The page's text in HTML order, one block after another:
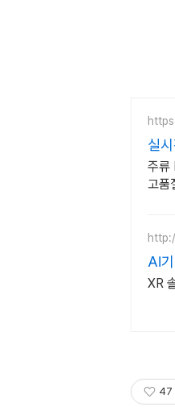
실
주류
고품
AI
XR
47